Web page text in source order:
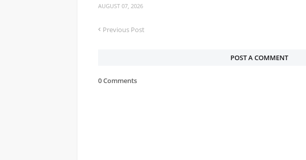
AUGUST 07, 2026
Previous Post
POST A COMMENT
0 Comments